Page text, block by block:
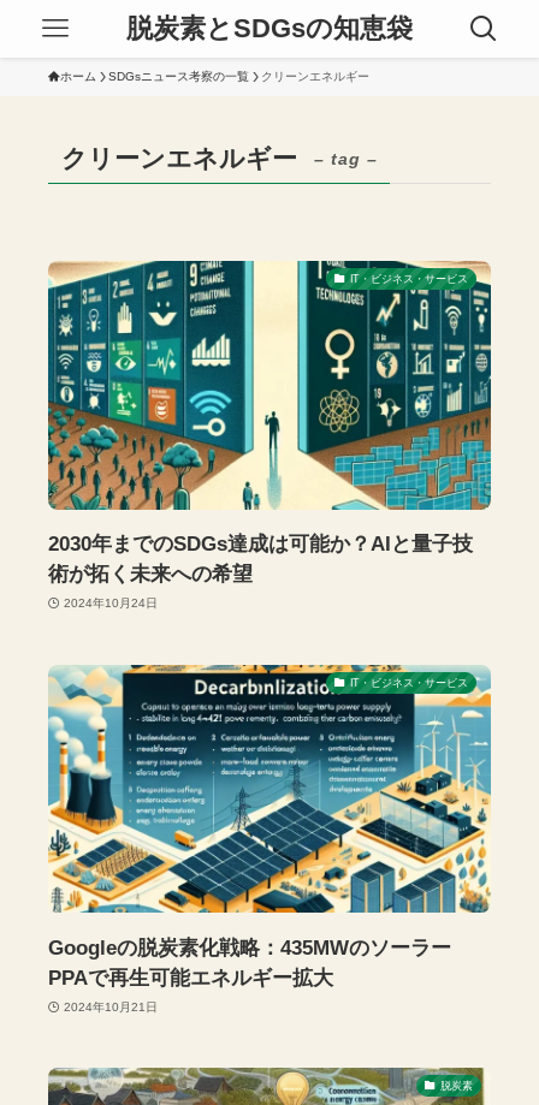
脱炭素とSDGsの知恵袋
ホーム SDGsニュース考察の一覧 クリーンエネルギー
クリーンエネルギー – tag –
IT・ビジネス・サービス
2030年までのSDGs達成は可能か？AIと量子技
術が拓く未来への希望
2024年10月24日
IT・ビジネス・サービス
Googleの脱炭素化戦略：435MWのソーラー
PPAで再生可能エネルギー拡大
2024年10月21日
脱炭素